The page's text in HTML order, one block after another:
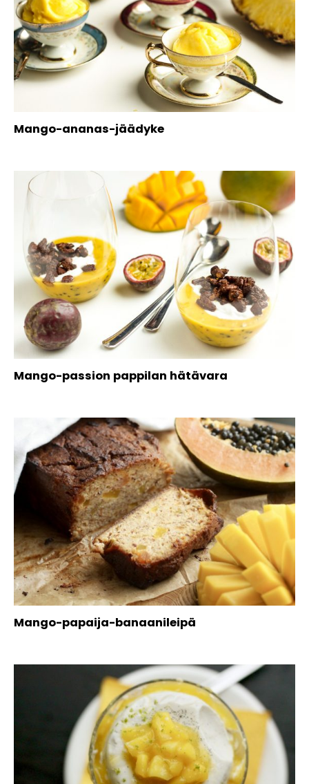
Mango-ananas-jäädyke
Mango-passion pappilan hätävara
Mango-papaija-banaanileipä